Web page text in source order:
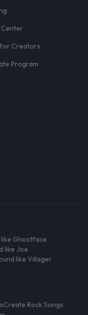
Center
Creators
Program
like Ghostface
like Joe
like Villager
Create Rock Songs